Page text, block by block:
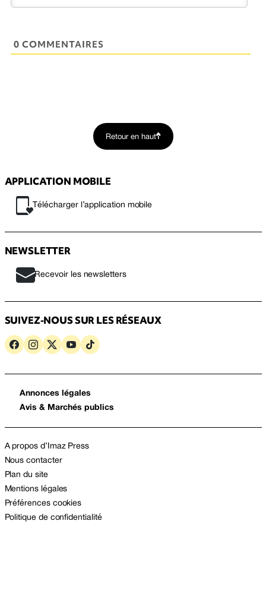
0 COMMENTAIRES
Retour en haut
APPLICATION MOBILE
Télécharger l’application mobile
NEWSLETTER
Recevoir les newsletters
SUIVEZ-NOUS SUR LES RÉSEAUX
Annonces légales
Avis & Marchés publics
A propos d’Imaz Press
Nous contacter
Plan du site
Mentions légales
Préférences cookies
Politique de confidentialité